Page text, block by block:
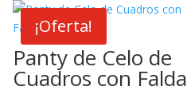
¡Oferta!
Panty de Celo de
Cuadros con Falda